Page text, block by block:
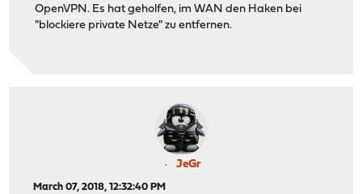
OpenVPN. Es hat geholfen, im WAN den Haken bei
"blockiere private Netze" zu entfernen.
JeGr
March 07, 2018, 12:32:40 PM